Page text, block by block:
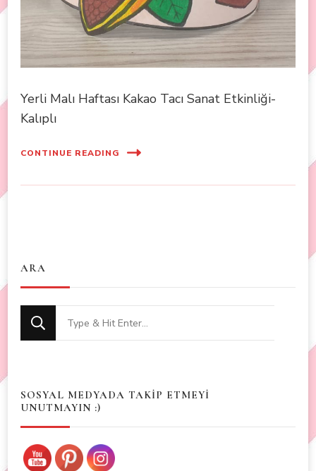
Yerli Malı Haftası Kakao Tacı Sanat Etkinliği-
Kalıplı
CONTINUE READING
ARA
Looking
for
SOSYAL MEDYADA TAKİP ETMEYİ
UNUTMAYIN :)